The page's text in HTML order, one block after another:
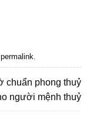
permalink
chuẩn phong thuỷ
người mệnh thuỷ